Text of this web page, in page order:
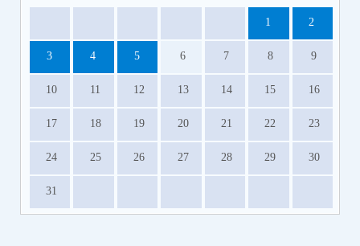
1 2
3 4 5 6 7 8 9
10 11 12 13 14 15 16
17 18 19 20 21 22 23
24 25 26 27 28 29 30
31